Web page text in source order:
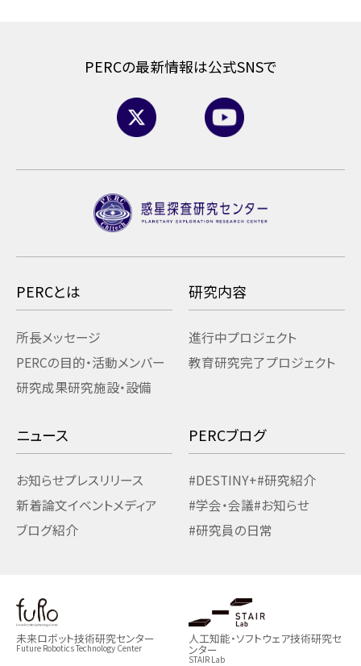
PERCの最新情報は公式SNSで
PERCとは
所長メッセージ
PERCの目的・活動メンバー
研究成果研究施設・設備
研究内容
進行中プロジェクト
教育研究完了プロジェクト
ニュース
お知らせプレスリリース
新着論文イベントメディア
ブログ紹介
PERCブログ
#DESTINY+#研究紹介
#学会・会議#お知らせ
#研究員の日常
未来ロボット技術研究センター
Future Robotics Technology Center
人工知能・ソフトウェア技術研究セ
ンター
STAIR Lab